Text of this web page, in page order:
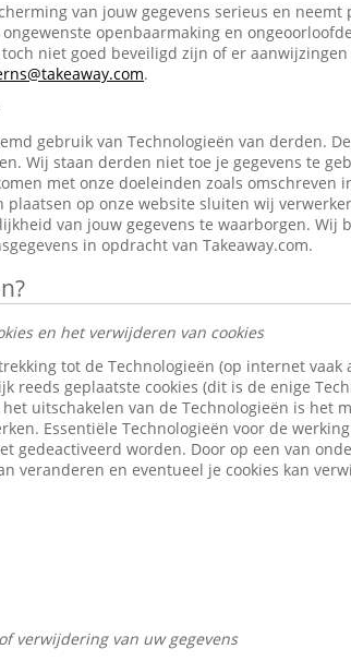
van jouw gegevens serieus en
openbaarmaking en
niet goed beveiligd zijn of er
.
gebruik van Technologieën van derden.
Wij staan derden niet toe je gegevens te
met onze doeleinden zoals omschreven
plaatsen op onze website sluiten wij
van jouw gegevens te waarborgen. Wij
in opdracht van Takeaway.com.
en het verwijderen van cookies
tot de Technologieën (op internet vaak
reeds geplaatste cookies (dit is de enige
uitschakelen van de Technologieën is het
Essentiële Technologieën voor de
gedeactiveerd worden. Door op een van
veranderen en eventueel je cookies kan
verwijdering van uw gegevens